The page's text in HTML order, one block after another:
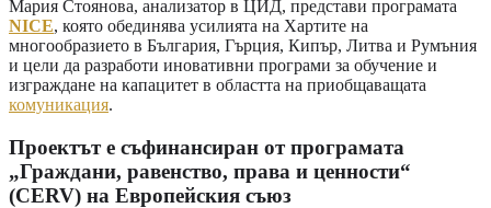
Мария Стоянова, анализатор в ЦИД, представи програмата
NICE, която обединява усилията на Хартите на
многообразието в България, Гърция, Кипър, Литва и Румъния
и цели да разработи иновативни програми за обучение и
изграждане на капацитет в областта на приобщаващата
комуникация.
Проектът е съфинансиран от програмата
„Граждани, равенство, права и ценности“
(CERV) на Европейския съюз